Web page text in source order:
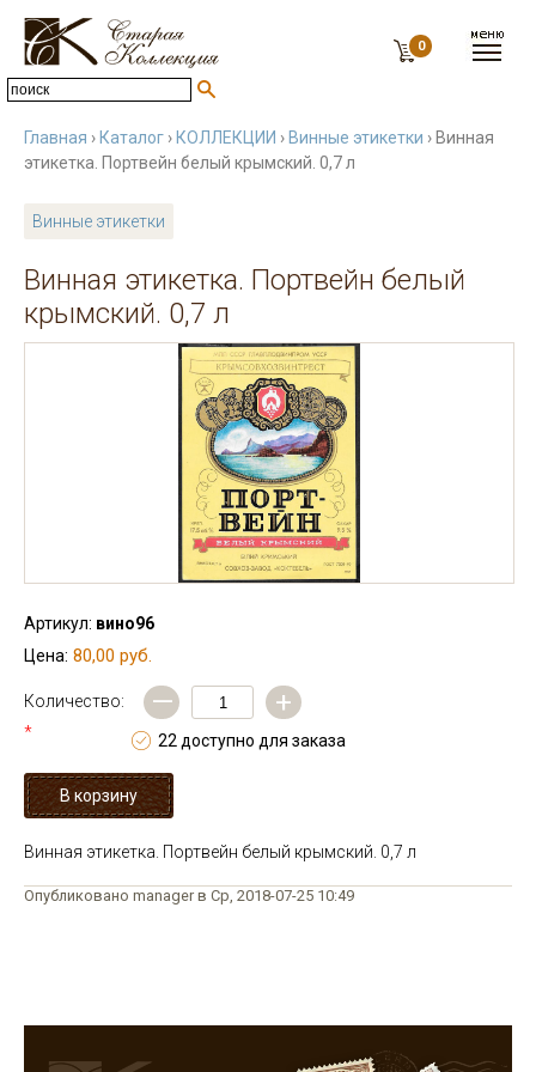
0
Главная › Каталог › КОЛЛЕКЦИИ › Винные этикетки › Винная
этикетка. Портвейн белый крымский. 0,7 л
Винные этикетки
Винная этикетка. Портвейн белый
крымский. 0,7 л
Артикул: вино96
Цена: 80,00 руб.
Количество:
*
— +
22 доступно для заказа
Винная этикетка. Портвейн белый крымский. 0,7 л
Опубликовано manager в Ср, 2018-07-25 10:49